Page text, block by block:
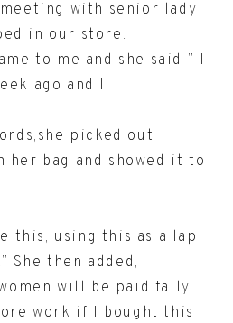
with senior lady
in our store.
to me and she said ” I
ago and I
picked out
her bag and showed it to
this, using this as a lap
She then added,
will be paid faily
work if I bought this